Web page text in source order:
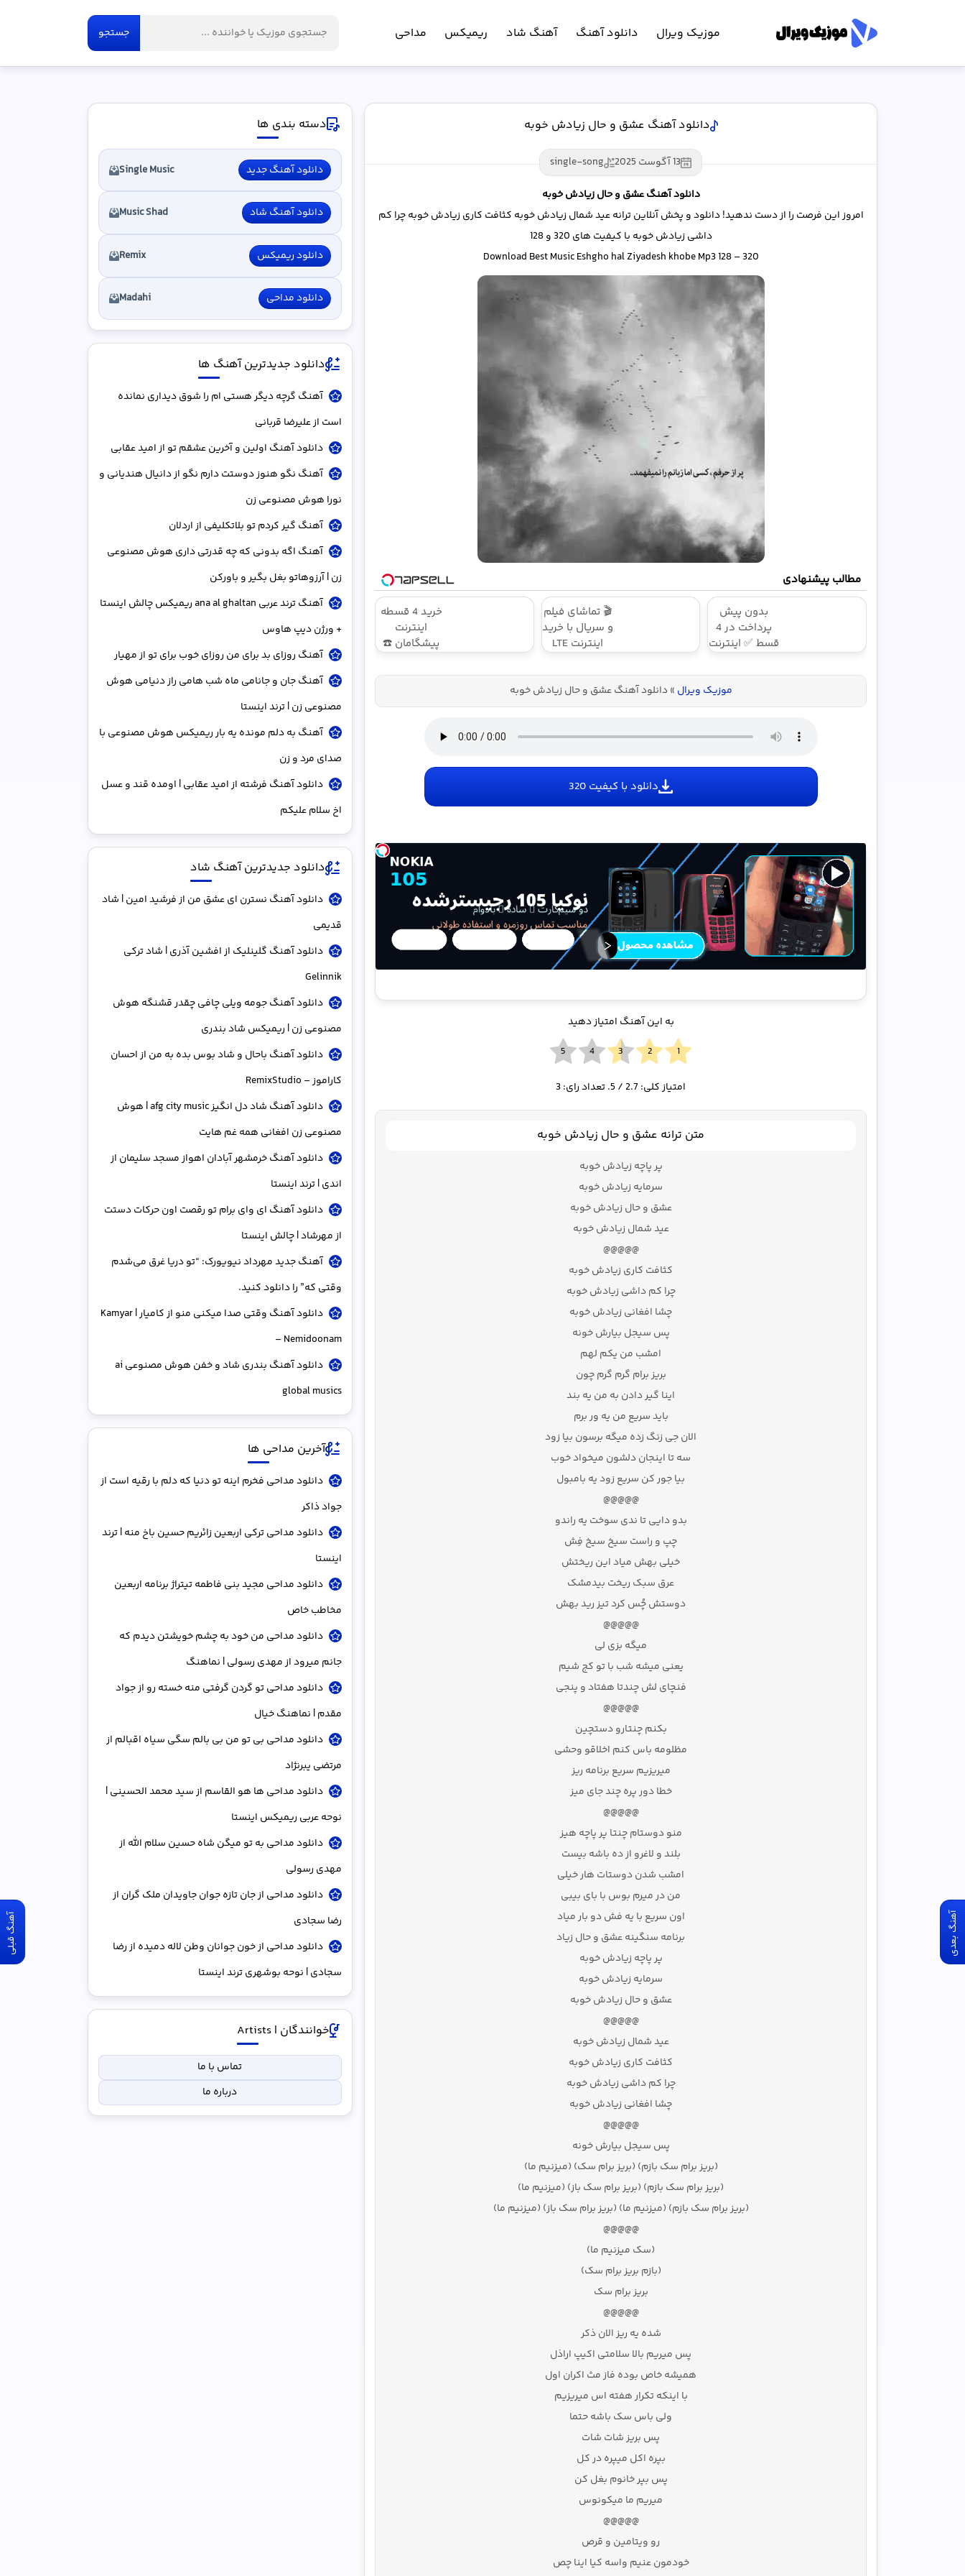
موزیک ویرال دانلود آهنگ آهنگ شاد ریمیکس مداحی جستجو
دانلود آهنگ عشق و حال زیادش خوبه
13 آگوست 2025 single-song
دانلود آهنگ عشق و حال زیادش خوبه
امروز این فرصت را از دست ندهید! دانلود و پخش آنلاین ترانه عید شمال زیادش خوبه کثافت کاری زیادش خوبه چرا کم
داشی زیادش خوبه با کیفیت های 320 و 128
Download Best Music Eshgho hal Ziyadesh khobe Mp3 128 – 320
مطالب پیشنهادی
بدون پیش
پرداخت در 4
قسط ✅ اینترنت
+ سیم کارت
رایگان
🎬 تماشای فیلم
و سریال با خرید
اینترنت LTE
قسط
خرید 4 قسطه
اینترنت
پیشگامان ☎️
تلفن
موزیک ویرال »دانلود آهنگ عشق و حال زیادش خوبه
دانلود با کیفیت 320
به این آهنگ امتیاز دهید
امتیاز کلی:2.7/ 5. تعداد رای: 3
متن ترانه عشق و حال زیادش خوبه
پر پاچه زیادش خوبه
سرمایه زیادش خوبه
عشق و حال زیادش خوبه
عید شمال زیادش خوبه
@@@@@
کثافت کاری زیادش خوبه
چرا کم داشی زیادش خوبه
چشا افغانی زیادش خوبه
پس سیجل بیارش خونه
امشب من یکم لهم
بریز برام گرم گرم چون
اینا گیر دادن به من یه بند
باید سریع من یه ور برم
الان جی زنگ زده میگه برسون بیا زود
سه تا اینجان دلشون میخواد خوب
بیا جور کن سریع زود یه بامبول
@@@@@
بدو دایی تا ندی سوخت یه راندو
چپ و راست سیخ سیخ فِش
خیلی بهش میاد این ریختش
عرق سبک ریخت بیدمشک
دوستش چُس کرد تیز رید بهش
@@@@@
میگه بزی لی
یعنی میشه شب با تو کج شیم
فنچای لش چندتا هفتاد و پنجی
@@@@@
بکنم چنتارو دستچین
مظلومه باس کنم اخلاقو وحشی
میریزیم سریع برنامه ریز
خطا دور پره چند جای میز
@@@@@
منو دوستام چنتا پر پاچه هیز
بلند و لاغرو از ده باشه بیست
امشب شدن دوستات هار خیلی
من در میرم بوس با بای بیبی
اون سریع با یه فش دو بار میاد
برنامه سنگینه عشق و حال زیاد
پر پاچه زیادش خوبه
سرمایه زیادش خوبه
عشق و حال زیادش خوبه
@@@@@
عید شمال زیادش خوبه
کثافت کاری زیادش خوبه
چرا کم داشی زیادش خوبه
چشا افغانی زیادش خوبه
@@@@@
پس سیجل بیارش خونه
(بریز برام سک بازم) (بریز برام سک) (میزنیم ما)
(بریز برام سک بازم) (بریز برام سک باز) (میزنیم ما)
(بریز برام سک بازم) (میزنیم ما) (بریز برام سک باز) (میزنیم ما)
@@@@@
(سک میزنیم ما)
(بازم بریز برام سک)
بریز برام سک
@@@@@
شده یه ریز الان ذکر
پس میریم بالا سلامتی اکیپ اراذل
همیشه خاص بوده فاز مث اکران اول
با اینکه تکرار هفته اس میریزیم
ولی باس سک باشه حتما
پس بریز شات شات
بپره اکل میپره در کل
پس بپر خانوم بغل کن
میریم ما میکونوس
@@@@@
رو ویتامین و قرص
خودمون عنیم واسه کیا اینا چص
آهنگ بعدی آهنگ قبلی
دسته بندی ها
دانلود آهنگ جدید Single Music
دانلود آهنگ شاد Music Shad
دانلود ریمیکس Remix
دانلود مداحی Madahi
دانلود جدیدترین آهنگ ها
آهنگ گرچه دیگر هستی ام را شوق دیداری نمانده
است از علیرضا قربانی
دانلود آهنگ اوﻟﻴﻦ و آﺧﺮﻳﻦ ﻋﺸﻘﻢ ﺗﻮ از امید عقابی
آهنگ نگو هنوز دوستت دارم نگو از دانیال هندیانی و
نورا هوش مصنوعی زن
آهنگ ﮔﻴﺮ ﻛﺮدم ﺗﻮ ﺑﻠﺎﺗﻜﻠﻴﻔﻰ از اردلان
آهنگ اگه بدونی که چه قدرتی داری هوش مصنوعی
زن | آرزوهاتو بغل بگیر و باورکن
آهنگ ترند عربی ana al ghaltan ریمیکس چالش اینستا
+ ورژن دیپ هاوس
آهنگ روزای بد برای من روزای خوب برای تو از مهیار
آهنگ جان و جانامی ماه شب هامی راز دنیامی هوش
مصنوعی زن | ترند اینستا
آهنگ به دلم مونده یه بار ریمیکس هوش مصنوعی با
صدای مرد و زن
دانلود آهنگ فرشته از امید عقابی | اومده قند و عسل
اخ سلام علیکم
دانلود جدیدترین آهنگ شاد
دانلود آهنگ نسترن ای عشق من از فرشید امین | شاد
قدیمی
دانلود آهنگ گلینلیک از افشین آذری | شاد ترکی
Gelinnik
دانلود آهنگ جومه ویلی چافی چقدر قشنگه هوش
مصنوعی زن | ریمیکس شاد بندری
دانلود آهنگ باحال و شاد بوس بده به من از احسان
کاراموز – RemixStudio
دانلود آهنگ شاد دل انگیز afg city music | هوش
مصنوعی زن افغانی همه غم هایت
دانلود آهنگ خرمشهر آبادان اهواز مسجد سلیمان از
اندی | ترند اینستا
دانلود آهنگ ای وای برام تو رقصت اون حرکات دستت
از مهرشاد | چالش اینستا
آهنگ جدید مهرداد نیویورک: “تو دریا غرق می‌شدم
وقتی که” را دانلود کنید.
دانلود آهنگ وقتی صدا میکنی منو از کامیار | Kamyar
– Nemidoonam
دانلود آهنگ بندری شاد و خفن هوش مصنوعی ai
global musics
آخرین مداحی ها
دانلود مداحی فخرم اینه تو دنیا که دلم با رقیه است از
جواد ذاکر
دانلود مداحی ترکی اربعین زائریم حسین باخ منه | ترند
اینستا
دانلود مداحی مجید بنی فاطمه تیتراژ برنامه اربعین
مخاطب خاص
دانلود مداحی من خود به چشم خویشتن دیدم که
جانم میرود از مهدی رسولی | نماهنگ
دانلود مداحی تو گردن گرفتی منه خسته رو از جواد
مقدم | نماهنگ خیال
دانلود مداحی بی تو من بی بالم سگی سیاه اقبالم از
مرتضی یبرنژاد
دانلود مداحی ها هو القاسم از سید محمد الحسینی |
نوحه عربی ریمیکس اینستا
دانلود مداحی به تو میگن شاه حسین سلام الله از
مهدی رسولی
دانلود مداحی از جان تازه جوان جاویدان ملک گران از
رضا سجادی
دانلود مداحی از خون جوانان وطن لاله دمیده از رضا
سجادی | نوحه بوشهری ترند اینستا
خوانندگان | Artists
تماس با ما
درباره ما